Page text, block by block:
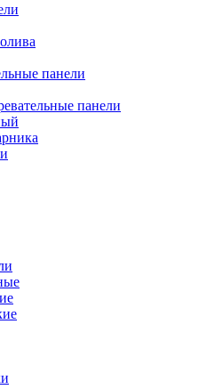
панели
панели